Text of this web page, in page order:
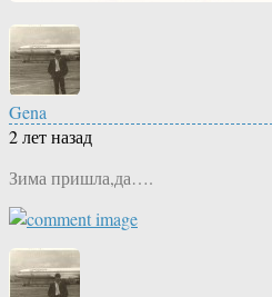
Gena
2 лет назад
Зима пришла,да….